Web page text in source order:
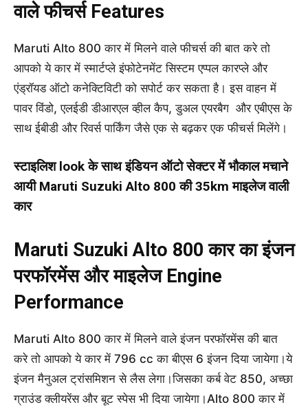
वाले फीचर्स Features
Maruti Alto 800 कार में मिलने वाले फीचर्स की बात करे तो
आपको ये कार में स्मार्टप्ले इंफोटेनमेंट सिस्टम एप्पल कारप्ले और
एंड्रॉयड ऑटो कनेक्टिविटी को सपोर्ट कर सकता है। इस वाहन में
पावर विंडो, एलईडी डीआरएल व्हील कैप, डुअल एयरबैग और एबीएस के
साथ ईबीडी और रिवर्स पार्किंग जैसे एक से बढ़कर एक फीचर्स मिलेंगे।
स्टाइलिश look के साथ इंडियन ऑटो सेक्टर में भौकाल मचाने
आयीMaruti Suzuki Alto 800 की 35km माइलेज वाली
कार
Maruti Suzuki Alto 800 कार का इंजन
परफॉरमेंस और माइलेज Engine
Performance
Maruti Alto 800 कार में मिलने वाले इंजन परफॉरमेंस की बात
करे तो आपको ये कार में 796 cc का बीएस 6 इंजन दिया जायेगा।ये
इंजन मैनुअल ट्रांसमिशन से लैस लेगा।जिसका कर्ब वेट 850, अच्छा
ग्राउंड क्लीयरेंस और बूट स्पेस भी दिया जायेगा।Alto 800 कार में